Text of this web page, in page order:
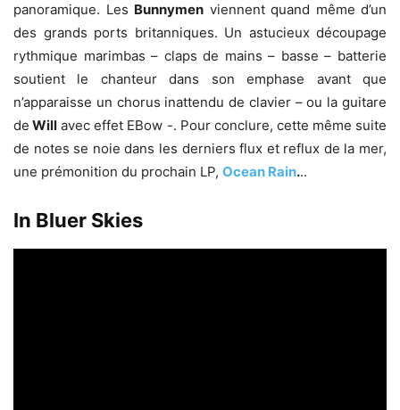
panoramique. Les Bunnymen viennent quand même d’un
des grands ports britanniques. Un astucieux découpage
rythmique marimbas – claps de mains – basse – batterie
soutient le chanteur dans son emphase avant que
n’apparaisse un chorus inattendu de clavier – ou la guitare
de Will avec effet EBow -. Pour conclure, cette même suite
de notes se noie dans les derniers flux et reflux de la mer,
une prémonition du prochain LP, Ocean Rain...
In Bluer Skies